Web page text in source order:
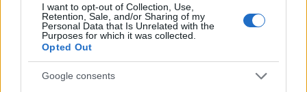
I want to opt-out of Collection, Use,
Retention, Sale, and/or Sharing of my
Personal Data that Is Unrelated with the
Purposes for which it was collected.
Opted Out
Google consents
közelében lévő logisztikai bázis út- és
közműhálózatának fejlesztése
Látlelet a hazai víziközművekről?